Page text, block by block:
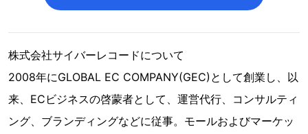
株式会社サイバーレコードについて
2008年にGLOBAL EC COMPANY(GEC)として創業し、以
来、ECビジネスの啓蒙者として、運営代行、コンサルティ
ング、ブランディングなどに従事。モールおよびマーケッ